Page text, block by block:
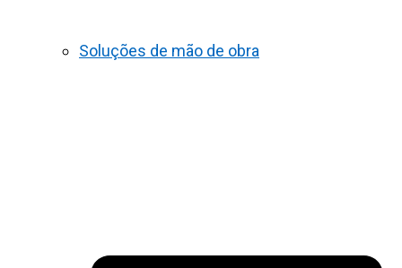
Soluções de mão de obra